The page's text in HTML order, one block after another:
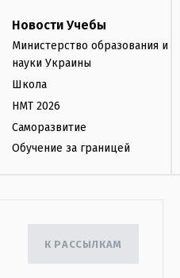
Новости Учебы
Министерство образования и
науки Украины
Школа
НМТ 2026
Саморазвитие
Обучение за границей
К РАССЫЛКАМ